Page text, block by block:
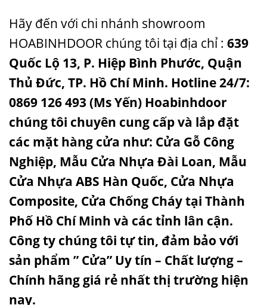
Hãy đến với chi nhánh showroom
HOABINHDOOR chúng tôi tại địa chỉ : 639
Quốc Lộ 13, P. Hiệp Bình Phước, Quận
Thủ Đức, TP. Hồ Chí Minh. Hotline 24/7:
0869 126 493 (Ms Yến) Hoabinhdoor
chúng tôi chuyên cung cấp và lắp đặt
các mặt hàng cửa như: Cửa Gỗ Công
Nghiệp, Mẫu Cửa Nhựa Đài Loan, Mẫu
Cửa Nhựa ABS Hàn Quốc, Cửa Nhựa
Composite, Cửa Chống Cháytại Thành
Phố Hồ Chí Minh và các tỉnh lân cận.
Công ty chúng tôi tự tin, đảm bảo với
sản phẩm ” Cửa” Uy tín – Chất lượng –
Chính hãng giá rẻ nhất thị trường hiện
nay.